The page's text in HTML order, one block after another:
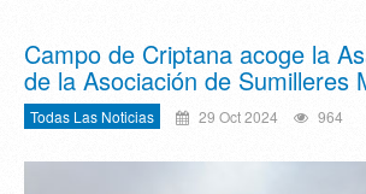
Campo de Criptana acoge la
de la Asociación de Sumilleres
Todas Las Noticias 29 Oct 2024 964